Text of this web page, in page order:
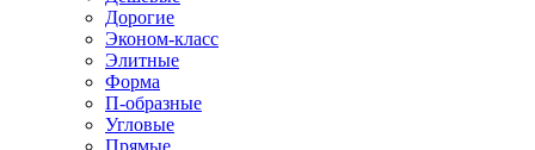
Дорогие
Эконом-класс
Элитные
Форма
П-образные
Угловые
Прямые